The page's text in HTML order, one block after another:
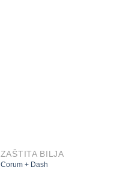
ZAŠTITA BILJA
Corum + Dash